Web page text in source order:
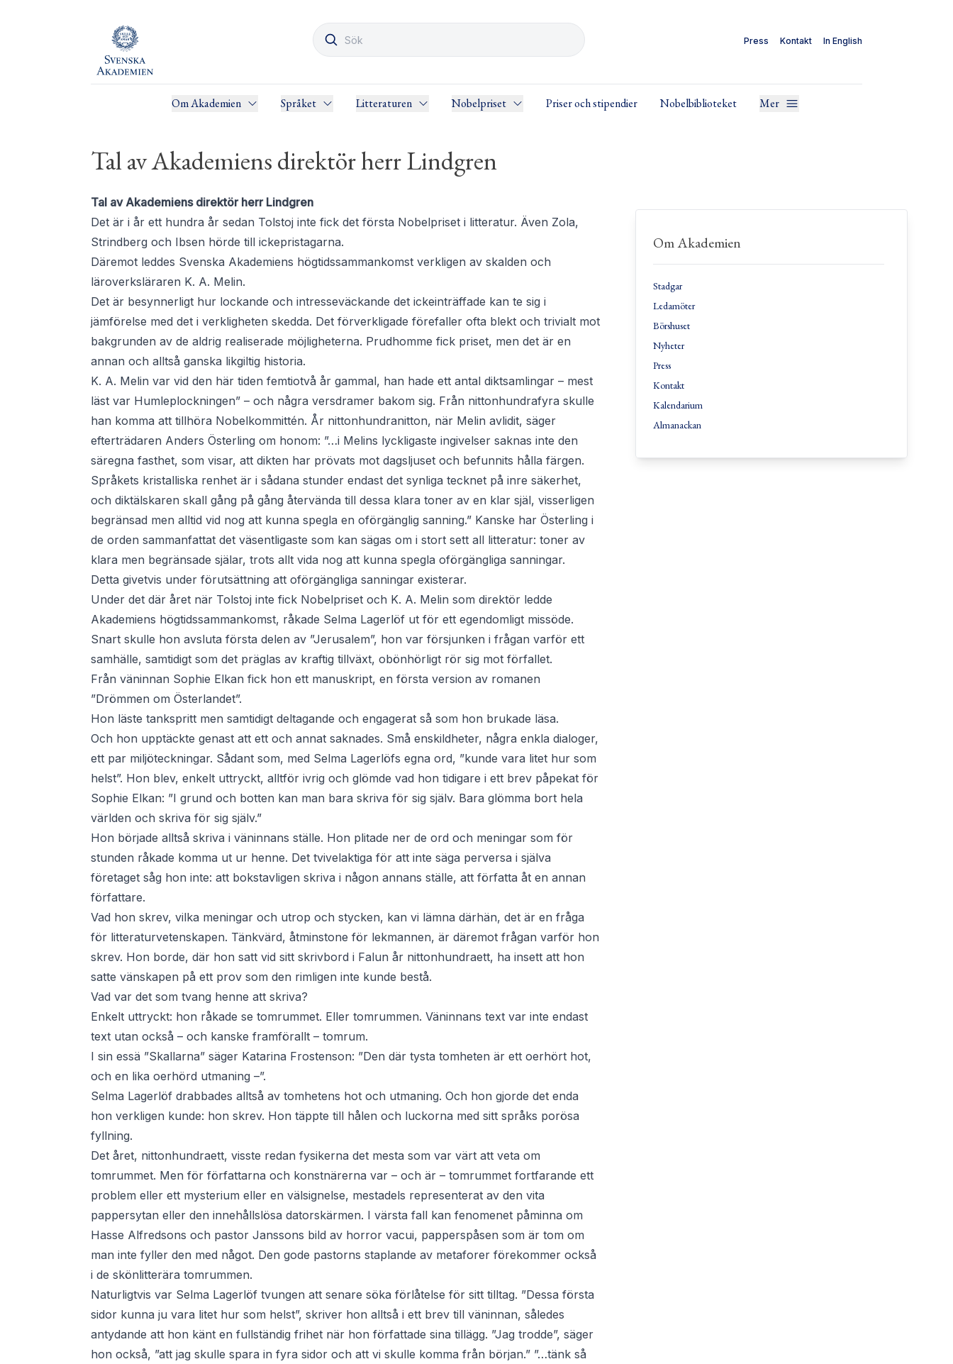
Press Kontakt In English
Om Akademien Språket Litteraturen Nobelpriset Priser och stipendier Nobelbiblioteket Mer
Tal av Akademiens direktör herr Lindgren
Tal av Akademiens direktör herr Lindgren
Det är i år ett hundra år sedan Tolstoj inte fick det första Nobelpriset i litteratur. Även Zola,
Strindberg och Ibsen hörde till ickepristagarna.
Däremot leddes Svenska Akademiens högtidssammankomst verkligen av skalden och
läroverksläraren K. A. Melin.
Det är besynnerligt hur lockande och intresseväckande det ickeinträffade kan te sig i
jämförelse med det i verkligheten skedda. Det förverkligade förefaller ofta blekt och trivialt mot
bakgrunden av de aldrig realiserade möjligheterna. Prudhomme fick priset, men det är en
annan och alltså ganska likgiltig historia.
K. A. Melin var vid den här tiden femtiotvå år gammal, han hade ett antal diktsamlingar – mest
läst var Humleplockningen” – och några versdramer bakom sig. Från nittonhundrafyra skulle
han komma att tillhöra Nobelkommittén. År nittonhundranitton, när Melin avlidit, säger
efterträdaren Anders Österling om honom: ”…i Melins lyckligaste ingivelser saknas inte den
säregna fasthet, som visar, att dikten har prövats mot dagsljuset och befunnits hålla färgen.
Språkets kristalliska renhet är i sådana stunder endast det synliga tecknet på inre säkerhet,
och diktälskaren skall gång på gång återvända till dessa klara toner av en klar själ, visserligen
begränsad men alltid vid nog att kunna spegla en oförgänglig sanning.” Kanske har Österling i
de orden sammanfattat det väsentligaste som kan sägas om i stort sett all litteratur: toner av
klara men begränsade själar, trots allt vida nog att kunna spegla oförgängliga sanningar.
Detta givetvis under förutsättning att oförgängliga sanningar existerar.
Under det där året när Tolstoj inte fick Nobelpriset och K. A. Melin som direktör ledde
Akademiens högtidssammankomst, råkade Selma Lagerlöf ut för ett egendomligt missöde.
Snart skulle hon avsluta första delen av ”Jerusalem”, hon var försjunken i frågan varför ett
samhälle, samtidigt som det präglas av kraftig tillväxt, obönhörligt rör sig mot förfallet.
Från väninnan Sophie Elkan fick hon ett manuskript, en första version av romanen
”Drömmen om Österlandet”.
Hon läste tankspritt men samtidigt deltagande och engagerat så som hon brukade läsa.
Och hon upptäckte genast att ett och annat saknades. Små enskildheter, några enkla dialoger,
ett par miljöteckningar. Sådant som, med Selma Lagerlöfs egna ord, ”kunde vara litet hur som
helst”. Hon blev, enkelt uttryckt, alltför ivrig och glömde vad hon tidigare i ett brev påpekat för
Sophie Elkan: ”I grund och botten kan man bara skriva för sig själv. Bara glömma bort hela
världen och skriva för sig själv.”
Hon började alltså skriva i väninnans ställe. Hon plitade ner de ord och meningar som för
stunden råkade komma ut ur henne. Det tvivelaktiga för att inte säga perversa i själva
företaget såg hon inte: att bokstavligen skriva i någon annans ställe, att författa åt en annan
författare.
Vad hon skrev, vilka meningar och utrop och stycken, kan vi lämna därhän, det är en fråga
för litteraturvetenskapen. Tänkvärd, åtminstone för lekmannen, är däremot frågan varför hon
skrev. Hon borde, där hon satt vid sitt skrivbord i Falun år nittonhundraett, ha insett att hon
satte vänskapen på ett prov som den rimligen inte kunde bestå.
Vad var det som tvang henne att skriva?
Enkelt uttryckt: hon råkade se tomrummet. Eller tomrummen. Väninnans text var inte endast
text utan också – och kanske framförallt – tomrum.
I sin essä ”Skallarna” säger Katarina Frostenson: ”Den där tysta tomheten är ett oerhört hot,
och en lika oerhörd utmaning –”.
Selma Lagerlöf drabbades alltså av tomhetens hot och utmaning. Och hon gjorde det enda
hon verkligen kunde: hon skrev. Hon täppte till hålen och luckorna med sitt språks porösa
fyllning.
Det året, nittonhundraett, visste redan fysikerna det mesta som var värt att veta om
tomrummet. Men för författarna och konstnärerna var – och är – tomrummet fortfarande ett
problem eller ett mysterium eller en välsignelse, mestadels representerat av den vita
pappersytan eller den innehållslösa datorskärmen. I värsta fall kan fenomenet påminna om
Hasse Alfredsons och pastor Janssons bild av horror vacui, papperspåsen som är tom om
man inte fyller den med något. Den gode pastorns staplande av metaforer förekommer också
i de skönlitterära tomrummen.
Naturligtvis var Selma Lagerlöf tvungen att senare söka förlåtelse för sitt tilltag. ”Dessa första
sidor kunna ju vara litet hur som helst”, skriver hon alltså i ett brev till väninnan, således
antydande att hon känt en fullständig frihet när hon författade sina tillägg. ”Jag trodde”, säger
hon också, ”att jag skulle spara in fyra sidor och att vi skulle komma från början.” ”…tänk så
Om Akademien
Stadgar
Ledamöter
Börshuset
Nyheter
Press
Kontakt
Kalendarium
Almanackan